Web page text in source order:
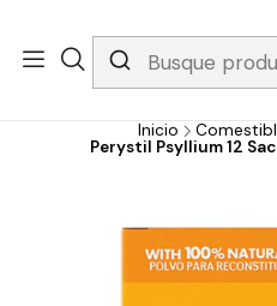
Whatsapp 3229079958/ Fijo
gratis apartir de 199.000!
Inicio
Perystil Psyllium 12